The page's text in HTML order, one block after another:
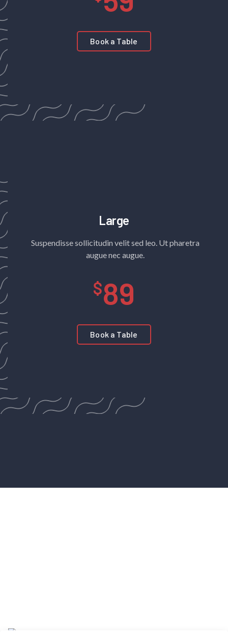
Book a Table
Large
Suspendisse sollicitudin velit sed leo. Ut pharetra
augue nec augue.
89
Book a Table